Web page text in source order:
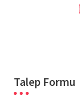
Talep Formu